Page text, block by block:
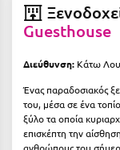
Κως
Λ
Λαγκάδια
Λακόπετρα Αχαΐας
Guesthouse
Διεύθυνση: Κάτω
Ένας παραδοσιακός
του, μέσα σε ένα
ξύλο τα οποία
επισκέπτη την
ανθρώπους του